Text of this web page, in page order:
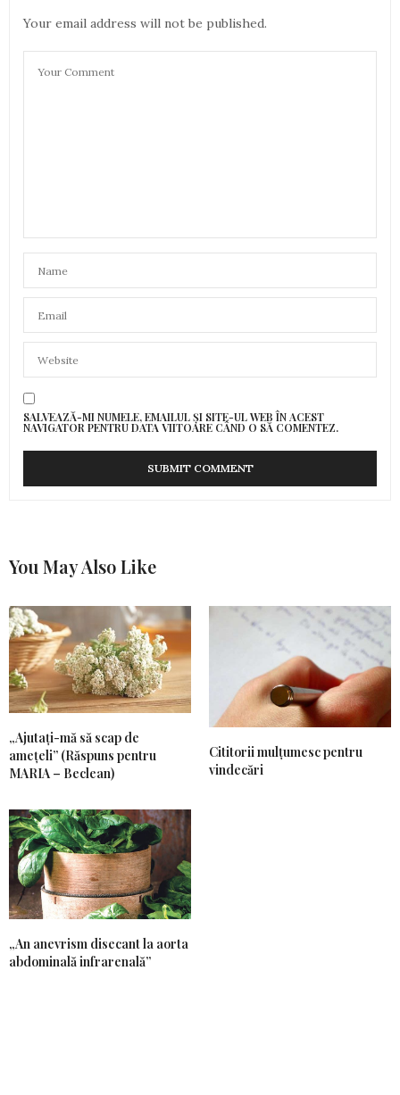
Your email address will not be published.
SALVEAZĂ-MI NUMELE, EMAILUL ȘI SITE-UL WEB ÎN ACEST
NAVIGATOR PENTRU DATA VIITOARE CÂND O SĂ COMENTEZ.
You May Also Like
„Ajutați-mă să scap de
amețeli” (Răspuns pentru
MARIA – Beclean)
Cititorii mulțumesc pentru
vindecări
„An anevrism disecant la aorta
abdominală infrarenală”